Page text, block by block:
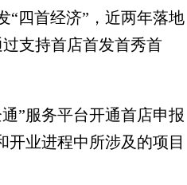
“四首经济”，近两年落地
支持首店首发首秀首
”服务平台开通首店申报
开业进程中所涉及的项目